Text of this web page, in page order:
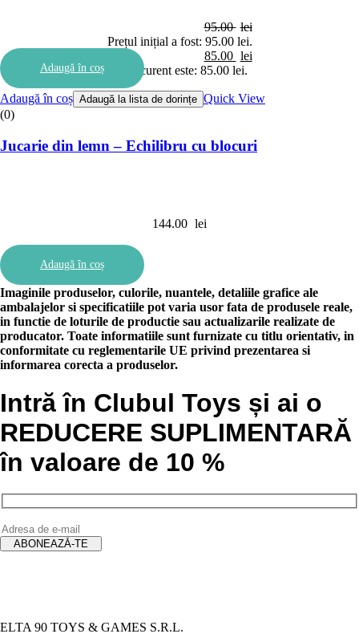
95.00 lei
Prețul inițial a fost: 95.00 lei.
85.00 lei
Prețul curent este: 85.00 lei.
Adaugă în coș
Adaugă în coș Adaugă la lista de dorințe Quick View
(0)
Jucarie din lemn – Echilibru cu blocuri
144.00 lei
Adaugă în coș
Imaginile produselor, culorile, nuantele, detaliile grafice ale
ambalajelor si specificatiile pot varia usor fata de produsele reale,
in functie de loturile de productie sau actualizarile realizate de
producator. Toate informatiile sunt furnizate cu titlu orientativ, in
conformitate cu reglementarile UE privind prezentarea si
informarea corecta a produselor.
Intră în Clubul Toys și ai o
REDUCERE SUPLIMENTARĂ
în valoare de 10 %
ELTA 90 TOYS & GAMES S.R.L.